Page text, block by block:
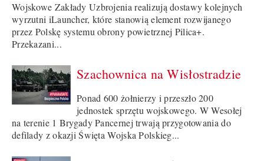
Wojskowe Zakłady Uzbrojenia realizują dostawy kolejnych
wyrzutni iLauncher, które stanowią element rozwijanego
przez Polskę systemu obrony powietrznej Pilica+.
Przekazani...
Szachownica na Wisłostradzie
Ponad 600 żołnierzy i przeszło 200
jednostek sprzętu wojskowego. W Wesołej
na terenie 1 Brygady Pancernej trwają przygotowania do
defilady z okazji Święta Wojska Polskieg...